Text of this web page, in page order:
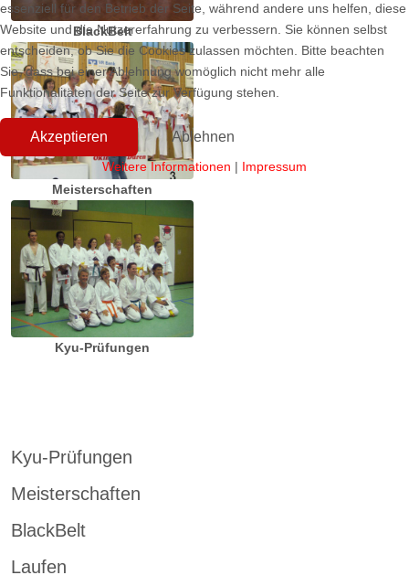
BlackBelt
Meisterschaften
Kyu-Prüfungen
Kyu-Prüfungen
Meisterschaften
BlackBelt
Laufen
essenziell für den Betrieb der Seite, während andere uns helfen, diese
Website und die Nutzererfahrung zu verbessern. Sie können selbst
entscheiden, ob Sie die Cookies zulassen möchten. Bitte beachten
Sie, dass bei einer Ablehnung womöglich nicht mehr alle
Funktionalitäten der Seite zur Verfügung stehen.
Akzeptieren Ablehnen
Weitere Informationen | Impressum